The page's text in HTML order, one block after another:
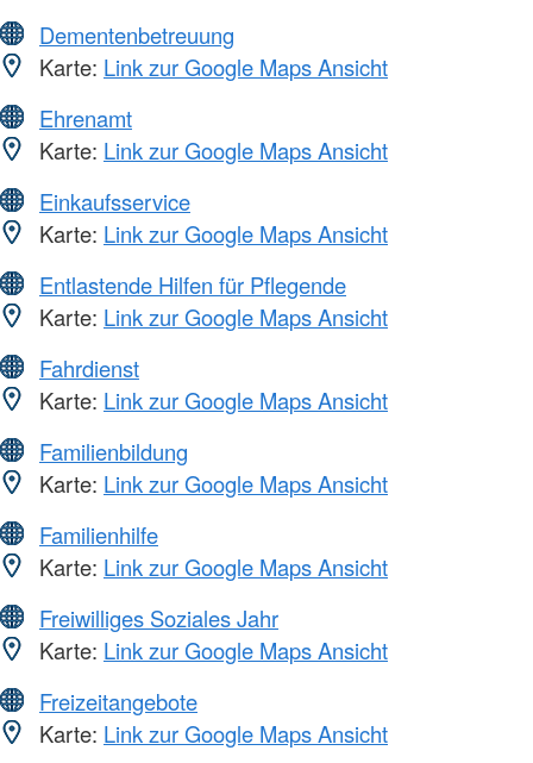
Dementenbetreuung
Karte: Link zur Google Maps Ansicht
Ehrenamt
Karte: Link zur Google Maps Ansicht
Einkaufsservice
Karte: Link zur Google Maps Ansicht
Entlastende Hilfen für Pflegende
Karte: Link zur Google Maps Ansicht
Fahrdienst
Karte: Link zur Google Maps Ansicht
Familienbildung
Karte: Link zur Google Maps Ansicht
Familienhilfe
Karte: Link zur Google Maps Ansicht
Freiwilliges Soziales Jahr
Karte: Link zur Google Maps Ansicht
Freizeitangebote
Karte: Link zur Google Maps Ansicht